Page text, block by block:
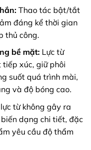
Thao tác bật/tắt
đáng kể thời gian
thủ công.
bề mặt:Lực từ
xúc, giữ phôi
suốt quá trình mài,
và độ bóng cao.
từ không gây ra
dạng chi tiết, đặc
yêu cầu độ thẩm